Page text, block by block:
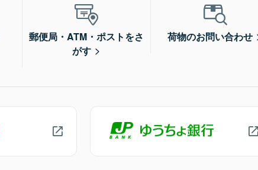
郵便局・ATM・ポストをさ
がす
荷物のお問い合わせ